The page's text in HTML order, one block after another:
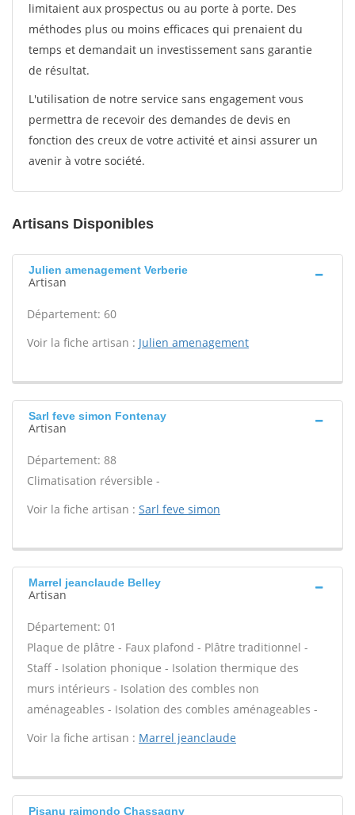
limitaient aux prospectus ou au porte à porte. Des
méthodes plus ou moins efficaces qui prenaient du
temps et demandait un investissement sans garantie
de résultat.
L'utilisation de notre service sans engagement vous
permettra de recevoir des demandes de devis en
fonction des creux de votre activité et ainsi assurer un
avenir à votre société.
Artisans Disponibles
Julien amenagement Verberie
Artisan
Département: 60
Voir la fiche artisan : Julien amenagement
Sarl feve simon Fontenay
Artisan
Département: 88
Climatisation réversible -
Voir la fiche artisan : Sarl feve simon
Marrel jeanclaude Belley
Artisan
Département: 01
Plaque de plâtre - Faux plafond - Plâtre traditionnel -
Staff - Isolation phonique - Isolation thermique des
murs intérieurs - Isolation des combles non
aménageables - Isolation des combles aménageables -
Voir la fiche artisan : Marrel jeanclaude
Pisanu raimondo Chassagny